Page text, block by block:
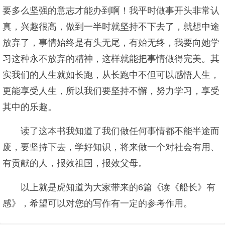
要多么坚强的意志才能办到啊！我平时做事开头非常认
真，兴趣很高，做到一半时就坚持不下去了，就想中途
放弃了，事情始终是有头无尾，有始无终，我要向她学
习这种永不放弃的精神，这样就能把事情做得完美。其
实我们的人生就如长跑，从长跑中不但可以感悟人生，
更能享受人生，所以我们要坚持不懈，努力学习，享受
其中的乐趣。
读了这本书我知道了我们做任何事情都不能半途而
废，要坚持下去，学好知识，将来做一个对社会有用、
有贡献的人，报效祖国，报效父母。
以上就是虎知道为大家带来的6篇《读《船长》有
感》，希望可以对您的写作有一定的参考作用。